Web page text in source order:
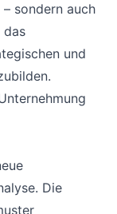
sondern auch
das
und
Die